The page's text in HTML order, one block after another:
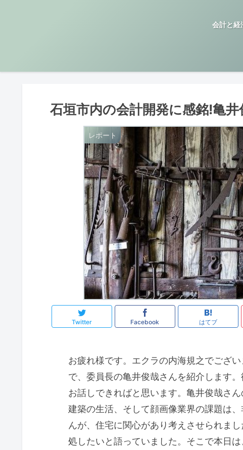
会計と経
石垣市内の会計開発に感銘!亀
レポート
Twitter Facebook はてブ
お疲れ様です。エクラの内海規之でござ
で、委員長の亀井俊哉さんを紹介します
お話しできればと思います。亀井俊哉さ
建築の生活、そして顔画像業界の課題は
んが、住宅に関心があり考えさせられま
処したいと語っていました。そこで本日